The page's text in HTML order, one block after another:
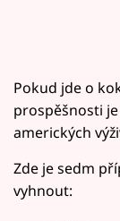
Pokud jde o
prospěšnosti
amerických
Zde je sedm
vyhnout: